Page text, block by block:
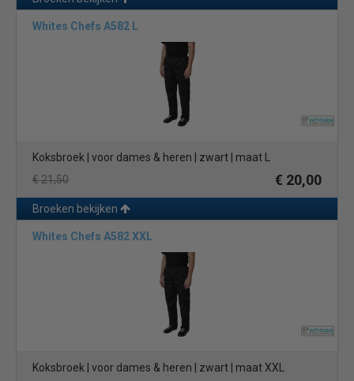
Whites Chefs A582 L
Koksbroek | voor dames & heren | zwart | maat L
€ 21,50
€ 20,00
Broeken bekijken
Whites Chefs A582 XXL
Koksbroek | voor dames & heren | zwart | maat XXL